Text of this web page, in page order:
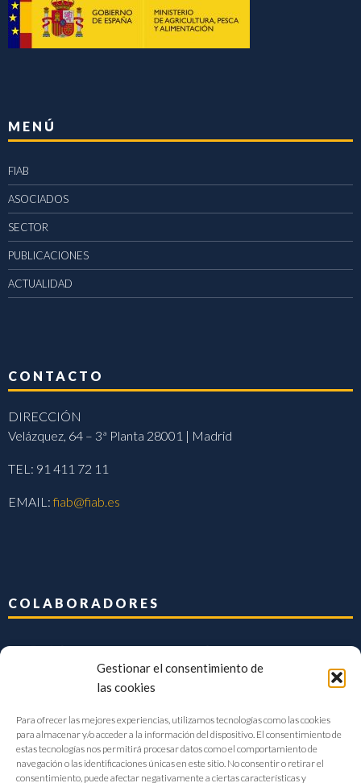
Gestionar el consentimiento de
las cookies
Para ofrecer las mejores experiencias, utilizamos tecnologías como las cookies
para almacenar y/o acceder a la información del dispositivo. El consentimiento de
estas tecnologías nos permitirá procesar datos como el comportamiento de
navegación o las identificaciones únicas en este sitio. No consentir o retirar el
consentimiento, puede afectar negativamente a ciertas características y
MENÚ
FIAB
ASOCIADOS
SECTOR
PUBLICACIONES
ACTUALIDAD
CONTACTO
DIRECCIÓN
Velázquez, 64 – 3ª Planta 28001 | Madrid
TEL: 91 411 72 11
EMAIL:fiab@fiab.es
COLABORADORES